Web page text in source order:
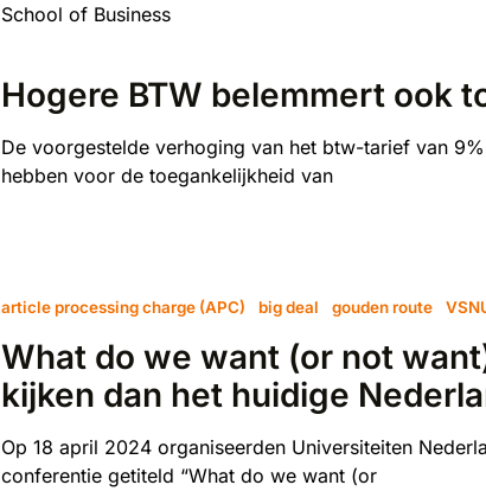
School of Business
Hogere BTW belemmert ook
De voorgestelde verhoging van het btw-tarief van
hebben voor de toegankelijkheid van
article processing charge (APC) big deal gouden route
What do we want (or not
kijken dan het huidige
Op 18 april 2024 organiseerden Universiteiten
conferentie getiteld “What do we want (or